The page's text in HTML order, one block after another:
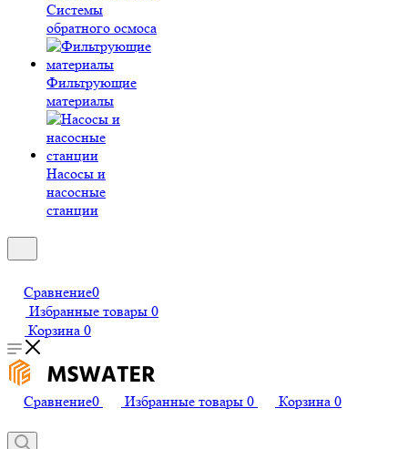
Системы
обратного осмоса
Фильтрующие
материалы
Насосы и
насосные
станции
Сравнение0
Избранные товары 0
Корзина 0
Сравнение0 Избранные товары 0 Корзина 0